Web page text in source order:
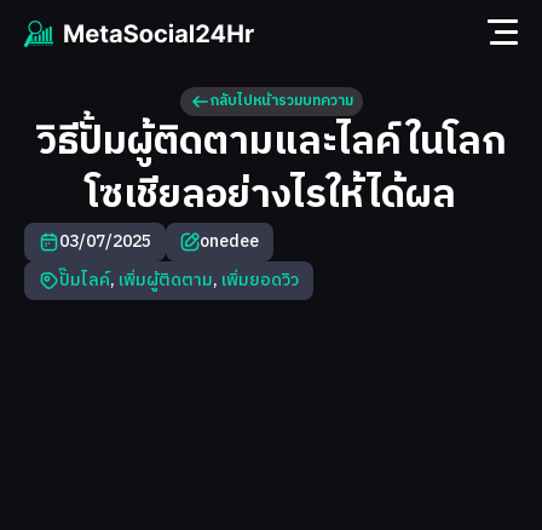
กลับไปหน้ารวมบทความ
วิธีปั้มผู้ติดตามและไลค์ในโลก
โซเชียลอย่างไรให้ได้ผล
03/07/2025
onedee
ปั๊มไลค์, เพิ่มผู้ติดตาม, เพิ่มยอดวิว